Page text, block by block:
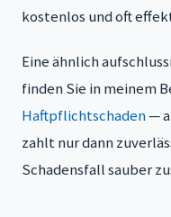
kostenlos und oft
Eine ähnlich
finden Sie in meinem
Haftpflichtschaden—
zahlt nur dann
Schadensfall sauber